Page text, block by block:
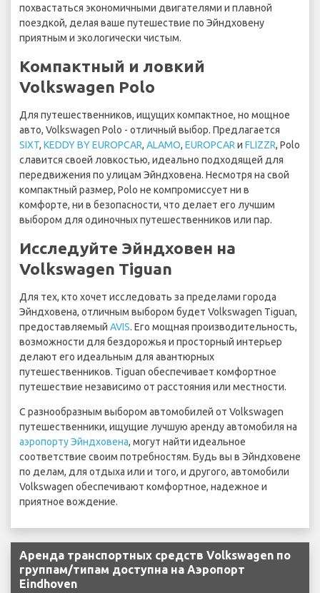
похвастаться экономичными двигателями и плавной
поездкой, делая ваше путешествие по Эйндховену
приятным и экологически чистым.
Компактный и ловкий
Volkswagen Polo
Для путешественников, ищущих компактное, но мощное
авто, Volkswagen Polo - отличный выбор. Предлагается
SIXT, KEDDY BY EUROPCAR, ALAMO, EUROPCAR и FLIZZR, Polo
славится своей ловкостью, идеально подходящей для
передвижения по улицам Эйндховена. Несмотря на свой
компактный размер, Polo не компромиссует ни в
комфорте, ни в безопасности, что делает его лучшим
выбором для одиночных путешественников или пар.
Исследуйте Эйндховен на
Volkswagen Tiguan
Для тех, кто хочет исследовать за пределами города
Эйндховена, отличным выбором будет Volkswagen Tiguan,
предоставляемый AVIS. Его мощная производительность,
возможности для бездорожья и просторный интерьер
делают его идеальным для авантюрных
путешественников. Tiguan обеспечивает комфортное
путешествие независимо от расстояния или местности.
С разнообразным выбором автомобилей от Volkswagen
путешественники, ищущие лучшую аренду автомобиля на
аэропорту Эйндховена, могут найти идеальное
соответствие своим потребностям. Будь вы в Эйндховене
по делам, для отдыха или и того, и другого, автомобили
Volkswagen обеспечивают комфортное, надежное и
приятное вождение.
Аренда транспортных средств Volkswagen по
группам/типам доступна на Аэропорт
Eindhoven